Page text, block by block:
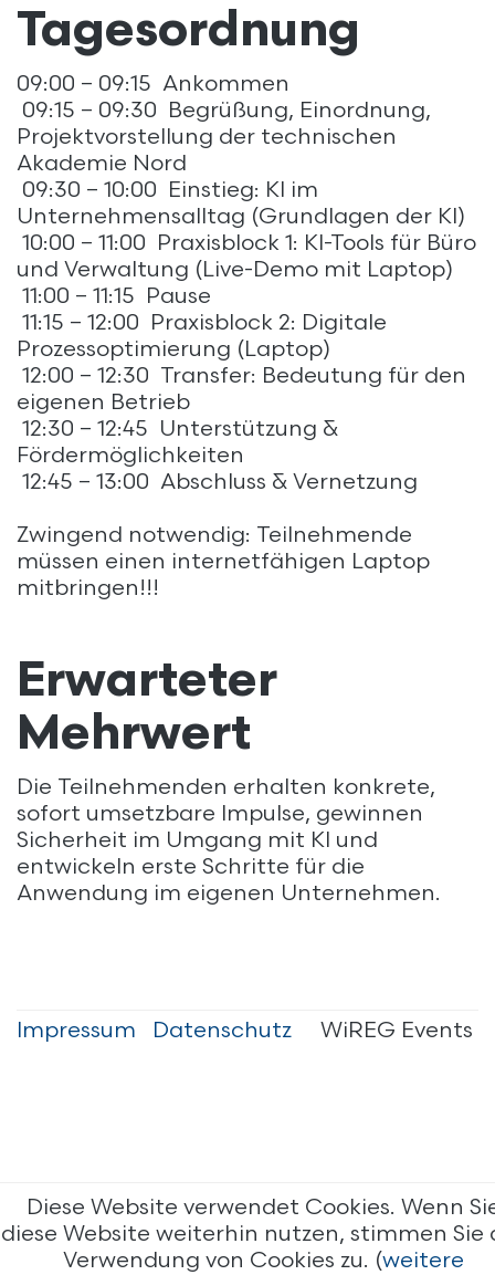
Tagesordnung
09:00 – 09:15 Ankommen
09:15 – 09:30 Begrüßung, Einordnung,
Projektvorstellung der technischen
Akademie Nord
09:30 – 10:00 Einstieg: KI im
Unternehmensalltag (Grundlagen der KI)
10:00 – 11:00 Praxisblock 1: KI-Tools für Büro
und Verwaltung (Live-Demo mit Laptop)
11:00 – 11:15 Pause
11:15 – 12:00 Praxisblock 2: Digitale
Prozessoptimierung (Laptop)
12:00 – 12:30 Transfer: Bedeutung für den
eigenen Betrieb
12:30 – 12:45 Unterstützung &
Fördermöglichkeiten
12:45 – 13:00 Abschluss & Vernetzung
Zwingend notwendig: Teilnehmende
müssen einen internetfähigen Laptop
mitbringen!!!
Erwarteter
Mehrwert
Die Teilnehmenden erhalten konkrete,
sofort umsetzbare Impulse, gewinnen
Sicherheit im Umgang mit KI und
entwickeln erste Schritte für die
Anwendung im eigenen Unternehmen.
WiREG Events
Impressum Datenschutz
Diese Website verwendet Cookies. Wenn
diese Website weiterhin nutzen, stimmen Sie
Verwendung von Cookies zu. (weitere